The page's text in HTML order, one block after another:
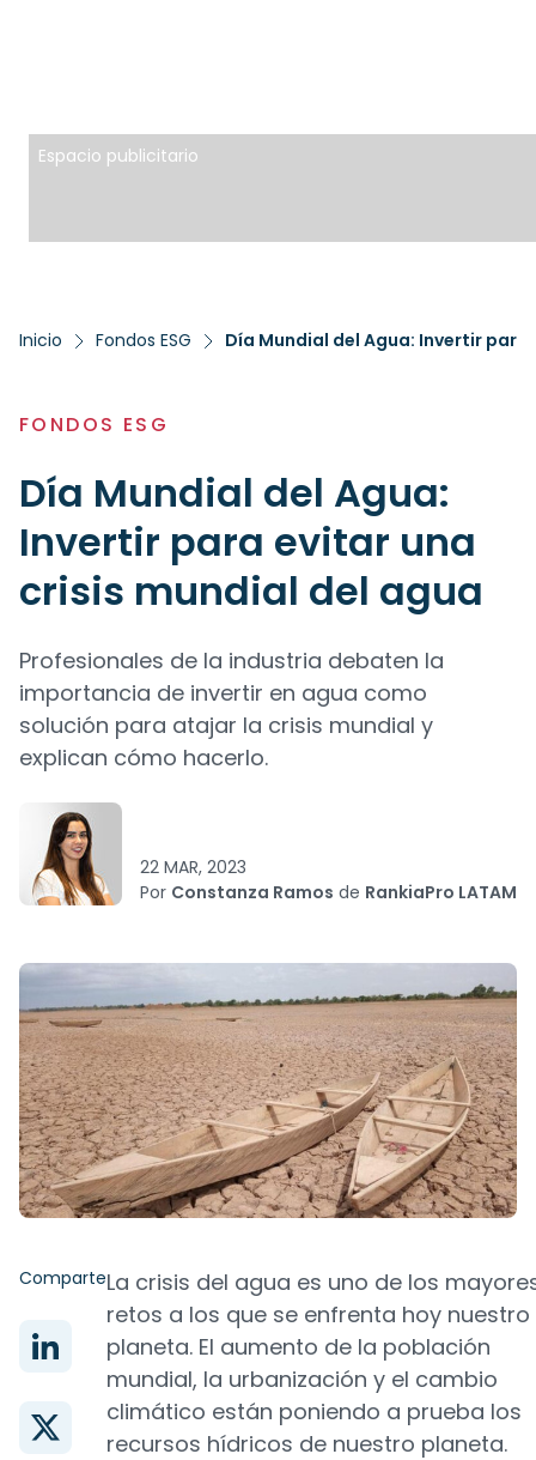
Espacio publicitario
Inicio Fondos ESG Día Mundial del Agua: Invertir
FONDOS ESG
Día Mundial del Agua:
Invertir para evitar una
crisis mundial del agua
Profesionales de la industria debaten la
importancia de invertir en agua como
solución para atajar la crisis mundial y
explican cómo hacerlo.
22 MAR, 2023
Por Constanza Ramos de RankiaPro LATAM
ComparteLa crisis del agua es uno de los
retos a los que se enfrenta hoy nuestro
planeta. El aumento de la población
mundial, la urbanización y el cambio
climático están poniendo a prueba los
recursos hídricos de nuestro planeta.